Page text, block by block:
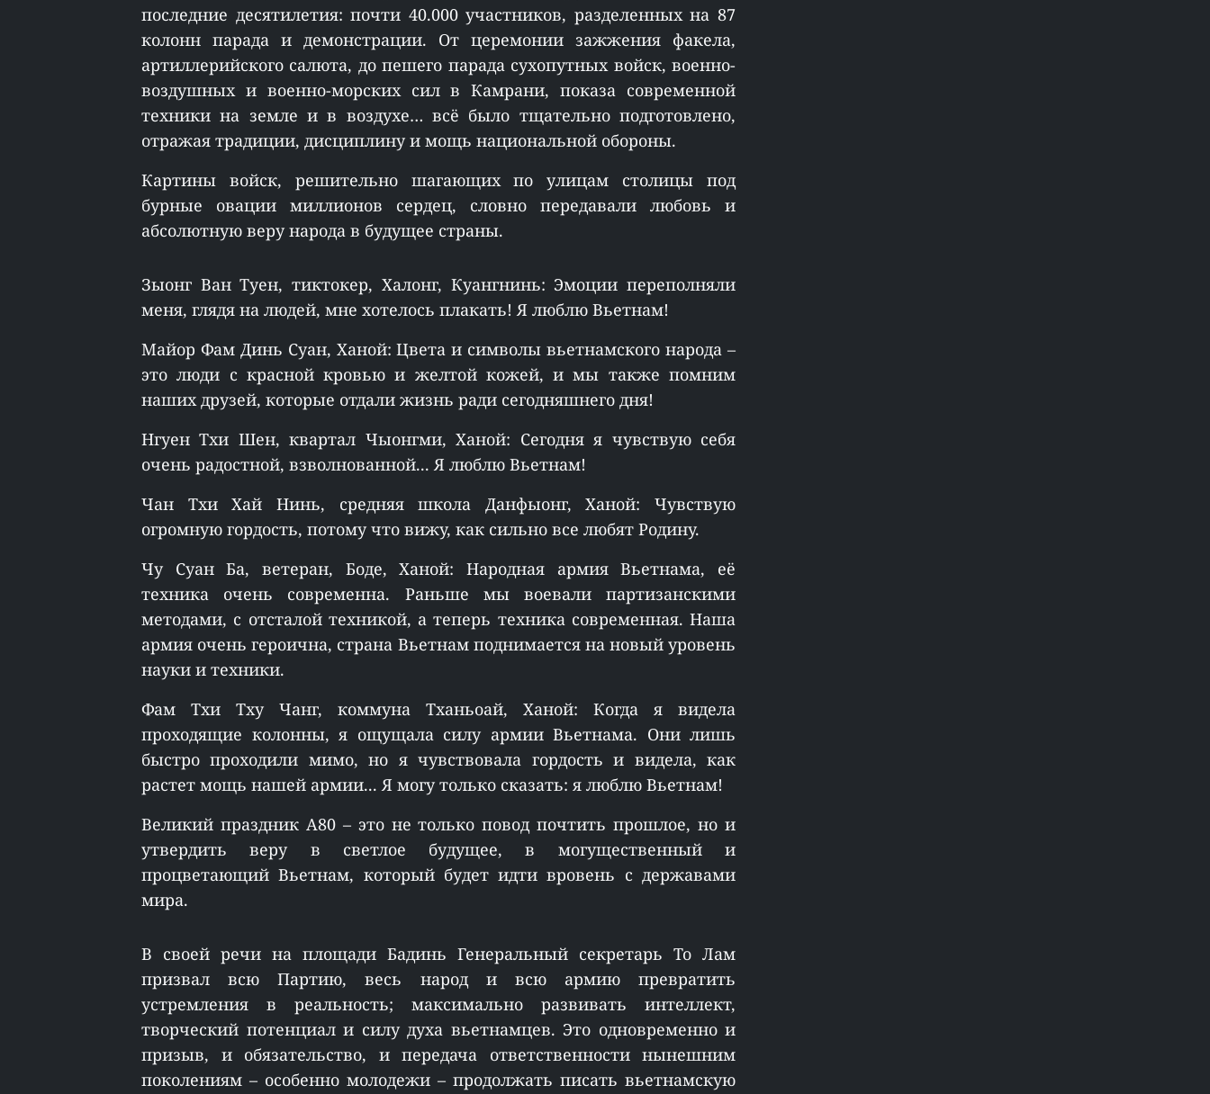
последние десятилетия: почти 40.000 участников, разделенных на 87
колонн парада и демонстрации. От церемонии зажжения факела,
артиллерийского салюта, до пешего парада сухопутных войск, военно-
воздушных и военно-морских сил в Камрани, показа современной
техники на земле и в воздухе… всё было тщательно подготовлено,
отражая традиции, дисциплину и мощь национальной обороны.
Картины войск, решительно шагающих по улицам столицы под
бурные овации миллионов сердец, словно передавали любовь и
абсолютную веру народа в будущее страны.
Зыонг Ван Туен, тиктокер, Халонг, Куангнинь: Эмоции переполняли
меня, глядя на людей, мне хотелось плакать! Я люблю Вьетнам!
Майор Фам Динь Суан, Ханой: Цвета и символы вьетнамского народа –
это люди с красной кровью и желтой кожей, и мы также помним
наших друзей, которые отдали жизнь ради сегодняшнего дня!
Нгуен Тхи Шен, квартал Чыонгми, Ханой: Сегодня я чувствую себя
очень радостной, взволнованной... Я люблю Вьетнам!
Чан Тхи Хай Нинь, средняя школа Данфыонг, Ханой: Чувствую
огромную гордость, потому что вижу, как сильно все любят Родину.
Чу Суан Ба, ветеран, Боде, Ханой: Народная армия Вьетнама, её
техника очень современна. Раньше мы воевали партизанскими
методами, с отсталой техникой, а теперь техника современная. Наша
армия очень героична, страна Вьетнам поднимается на новый уровень
науки и техники.
Фам Тхи Тху Чанг, коммуна Тханьоай, Ханой: Когда я видела
проходящие колонны, я ощущала силу армии Вьетнама. Они лишь
быстро проходили мимо, но я чувствовала гордость и видела, как
растет мощь нашей армии... Я могу только сказать: я люблю Вьетнам!
Великий праздник A80 – это не только повод почтить прошлое, но и
утвердить веру в светлое будущее, в могущественный и
процветающий Вьетнам, который будет идти вровень с державами
мира.
В своей речи на площади Бадинь Генеральный секретарь То Лам
призвал всю Партию, весь народ и всю армию превратить
устремления в реальность; максимально развивать интеллект,
творческий потенциал и силу духа вьетнамцев. Это одновременно и
призыв, и обязательство, и передача ответственности нынешним
поколениям – особенно молодежи – продолжать писать вьетнамскую